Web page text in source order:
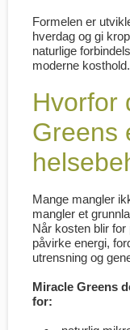
Formelen er
hverdag og gi
naturlige
moderne kosthold.
Hvorfor
Greens
Mange mangler
mangler et
Når kosten blir
påvirke energi,
utrensning og
Miracle Greens
for: